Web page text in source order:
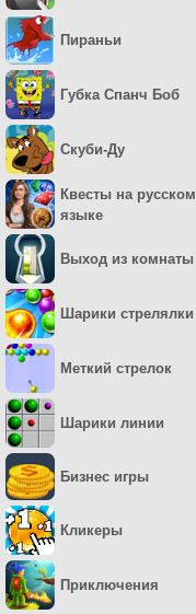
Пираньи
Губка Спанч Боб
Скуби-Ду
Квесты на русском
языке
Выход из комнаты
Шарики стрелялки
Меткий стрелок
Шарики линии
Бизнес игры
Кликеры
Приключения